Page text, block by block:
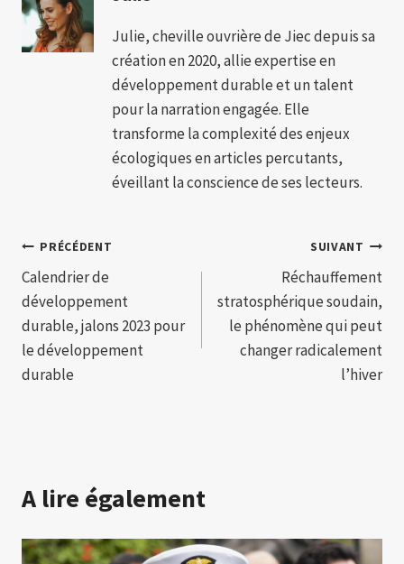
Julie, cheville ouvrière de Jiec depuis sa
création en 2020, allie expertise en
développement durable et un talent
pour la narration engagée. Elle
transforme la complexité des enjeux
écologiques en articles percutants,
éveillant la conscience de ses lecteurs.
Navigation
de
l’article
PRÉCÉDENT
Calendrier de
développement
durable, jalons 2023 pour
le développement
durable
SUIVANT
Réchauffement
stratosphérique soudain,
le phénomène qui peut
changer radicalement
l’hiver
A lire également